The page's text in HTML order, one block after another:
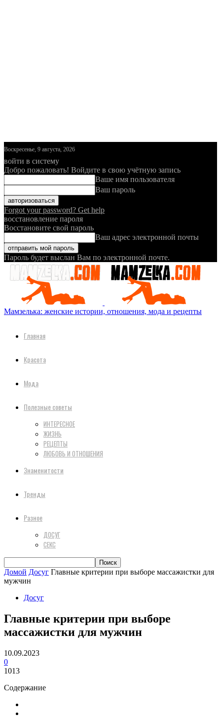
Воскресенье, 9 августа, 2026
войти в систему
Добро пожаловать! Войдите в свою учётную запись
Ваше имя пользователя
Ваш пароль
Forgot your password? Get help
восстановление пароля
Восстановите свой пароль
Ваш адрес электронной почты
Пароль будет выслан Вам по электронной почте.
Мамзелька: женские истории, отношения, мода и рецепты
Главная
Красота
Мода
Полезные советы
ИНТЕРЕСНОЕ
ЖИЗНЬ
РЕЦЕПТЫ
ЛЮБОВЬ И ОТНОШЕНИЯ
Знаменитости
Тренды
Разное
ДОСУГ
СЕКС
Домой Досуг Главные критерии при выборе массажистки для
мужчин
Досуг
Главные критерии при выборе
массажистки для мужчин
10.09.2023
0
1013
Содержание